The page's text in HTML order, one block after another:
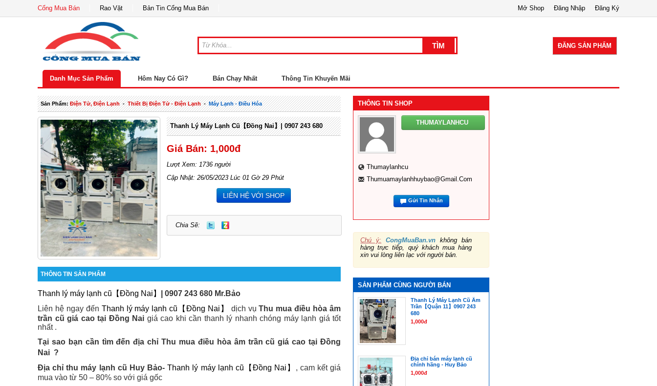
Cổng Mua Bán Rao Vặt Bản Tin Cổng Mua Bán Đăng Ký
Đăng Nhập
Mở Shop
ĐĂNG SẢN PHẨM
Danh Mục Sản Phẩm Hôm Nay Có Gì? Bán Chạy Nhất Thông Tin Khuyến Mãi
Sản Phẩm:Điện Tử, Điện Lạnh-Thiết Bị Điện Tử - Điện Lạnh-Máy Lạnh - Điều Hóa
Thanh Lý Máy Lạnh Cũ【Đồng Nai】| 0907 243 680
Giá Bán: 1,000đ
Lượt Xem: 1736 người
Cập Nhật: 26/05/2023 Lúc 01 Gờ 29 Phút
LIÊN HỆ VỚI SHOP
Chia Sẽ:
THÔNG TIN SẢN PHẨM
Thanh lý máy lạnh cũ【Đồng Nai】
| 0907 243 680 Mr.Bảo
Liên hệ ngay đến Thanh lý máy lạnh cũ【Đồng Nai】 dịch vụThu mua điều hòa âm
trần cũ giá cao tại Đồng Nai giá cao khi cần thanh lý nhanh chóng máy lạnh giá tốt
nhất .
Tại sao bạn cần tìm đến địa chỉThu mua điều hòa âm trần cũ giá cao tại Đồng
Nai ?
Địa chỉ thu máy lạnh cũ Huy Bảo-Thanh lý máy lạnh cũ【Đồng Nai】 , cam kết giá
mua vào từ 50 – 80% so với giá gốc
THÔNG TIN SHOP
THUMAYLANHCU
Thumaylanhcu
Thumuamaylanhhuybao@gmail.com
Gửi Tin Nhắn
Chú ý: CongMuaBan.vn không bán
hàng trực tiếp, quý khách mua hàng
xin vui lòng liên lạc với người bán.
SẢN PHẨM CÙNG NGƯỜI BÁN
Thanh Lý Máy Lạnh Cũ Âm
Trần【Quận 11】0907 243
680
1,000đ
Địa chỉ bán máy lạnh cũ
chính hãng - Huy Bảo
1,000đ